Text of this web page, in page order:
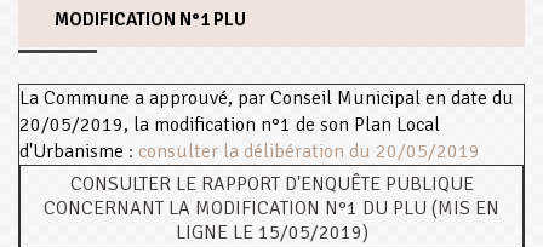
MODIFICATION N°1 PLU
La Commune a approuvé, par Conseil Municipal en date du
20/05/2019, la modification n°1 de son Plan Local
d'Urbanisme : consulter la délibération du 20/05/2019
CONSULTER LE RAPPORT D'ENQUÊTE PUBLIQUE
CONCERNANT LA MODIFICATION N°1 DU PLU (MIS EN
LIGNE LE 15/05/2019)